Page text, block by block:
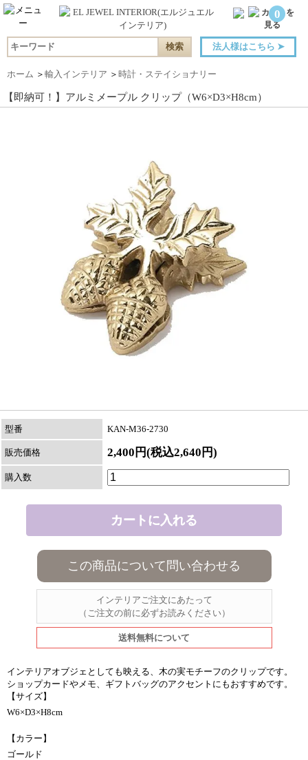
0
法人様はこちら ➤
ホーム ＞ 輸入インテリア ＞ 時計・ステイショナリー
【即納可！】アルミメープル クリップ（W6×D3×H8cm）
型番 KAN-M36-2730
販売価格 2,400円(税込2,640円)
購入数
この商品について問い合わせる
インテリアご注文にあたって
（ご注文の前に必ずお読みください）
送料無料について
インテリアオブジェとしても映える、木の実モチーフのクリップです。
ショップカードやメモ、ギフトバッグのアクセントにもおすすめです。
【サイズ】
W6×D3×H8cm
【カラー】
ゴールド